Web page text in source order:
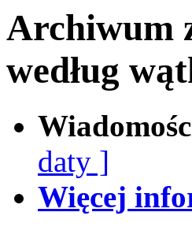
Archiwum
według
daty ]
Więcej